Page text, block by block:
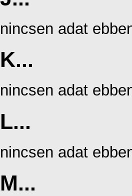
nincsen adat
K...
nincsen adat
L...
nincsen adat
M...